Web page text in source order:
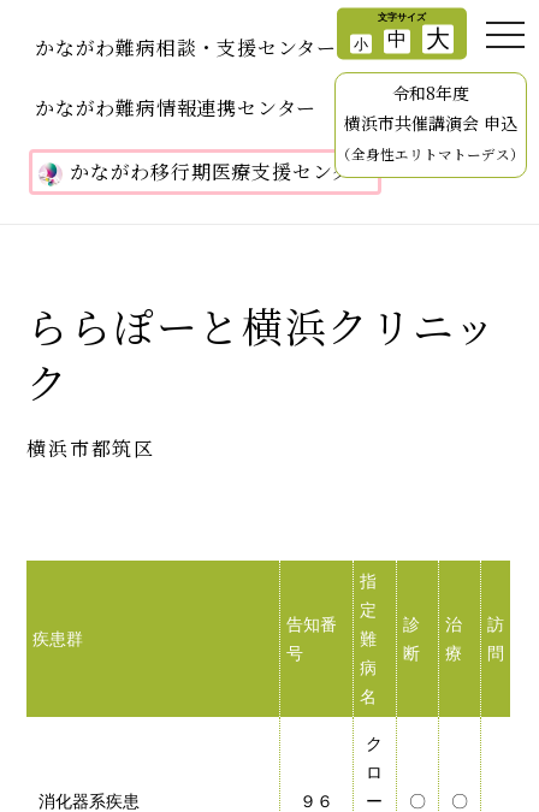
かながわ難病相談・支援センター
かながわ難病情報連携センター
かながわ移行期医療支援センター
令和8年度
横浜市共催講演会 申込
（全身性エリトマトーデス）
ららぽーと横浜クリニッ
ク
横浜市都筑区
疾患群
告知番
号
指
定
難
病
名
診
断
治
療
訪
問
消化器系疾患 ９６
ク
ロ
ー
〇 〇